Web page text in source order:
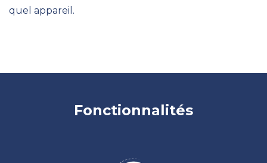
quel appareil.
Fonctionnalités